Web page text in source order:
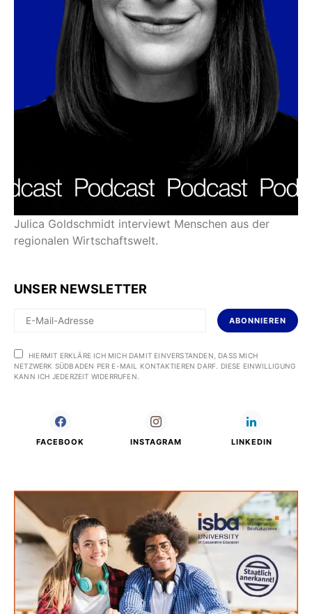
Julica Goldschmidt interviewt Menschen aus der
regionalen Wirtschaftswelt.
UNSER NEWSLETTER
ABONNIEREN
HIERMIT ERKLÄRE ICH MICH DAMIT EINVERSTANDEN, DASS MICH
NETZWERK SÜDBADEN PER E-MAIL KONTAKTIEREN DARF. DIESE EINWILLIGUNG
KANN ICH JEDERZEIT WIDERRUFEN.
FACEBOOK INSTAGRAM LINKEDIN